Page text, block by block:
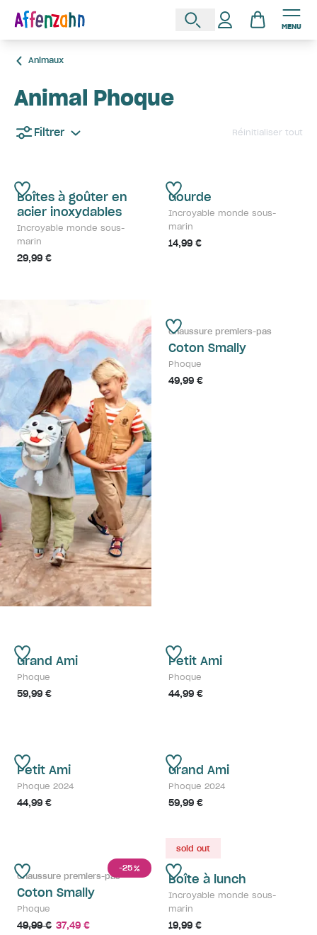
MENU
Animaux
Animal Phoque
Filtrer Réinitialiser tout
Boîtes à goûter en
acier inoxydables
Incroyable monde sous-
marin
29,99 €
Gourde
Incroyable monde sous-
marin
14,99 €
Chaussure premiers-pas
Coton Smally
Phoque
49,99 €
Grand Ami
Phoque
59,99 €
Petit Ami
Phoque
44,99 €
Petit Ami
Phoque 2024
44,99 €
Grand Ami
Phoque 2024
59,99 €
-25%
Chaussure premiers-pas
Coton Smally
Phoque
49,99 € 37,49 €
sold out
Boîte à lunch
Incroyable monde sous-
marin
19,99 €